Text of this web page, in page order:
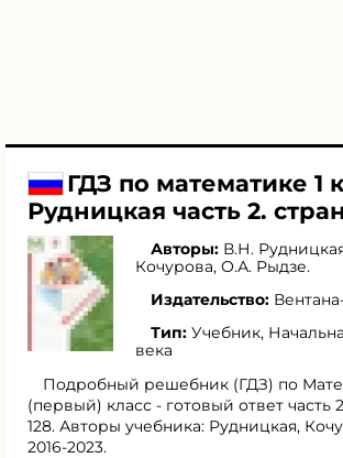
ГДЗ по математике 1
Рудницкая часть 2.
Авторы: В.Н.
Кочурова, О.А. Рыдзе.
Издательство:
Тип: Учебник,
века
Подробный решебник (ГДЗ) по
(первый) класс - готовый ответ часть
128. Авторы учебника: Рудницкая,
2016-2023.